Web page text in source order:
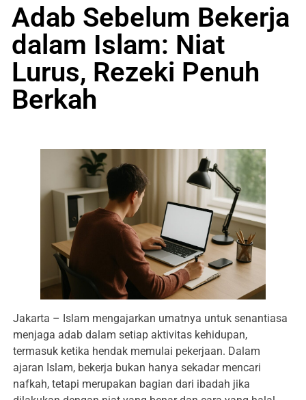
Adab Sebelum Bekerja
dalam Islam: Niat
Lurus, Rezeki Penuh
Berkah
Jakarta – Islam mengajarkan umatnya untuk senantiasa
menjaga adab dalam setiap aktivitas kehidupan,
termasuk ketika hendak memulai pekerjaan. Dalam
ajaran Islam, bekerja bukan hanya sekadar mencari
nafkah, tetapi merupakan bagian dari ibadah jika